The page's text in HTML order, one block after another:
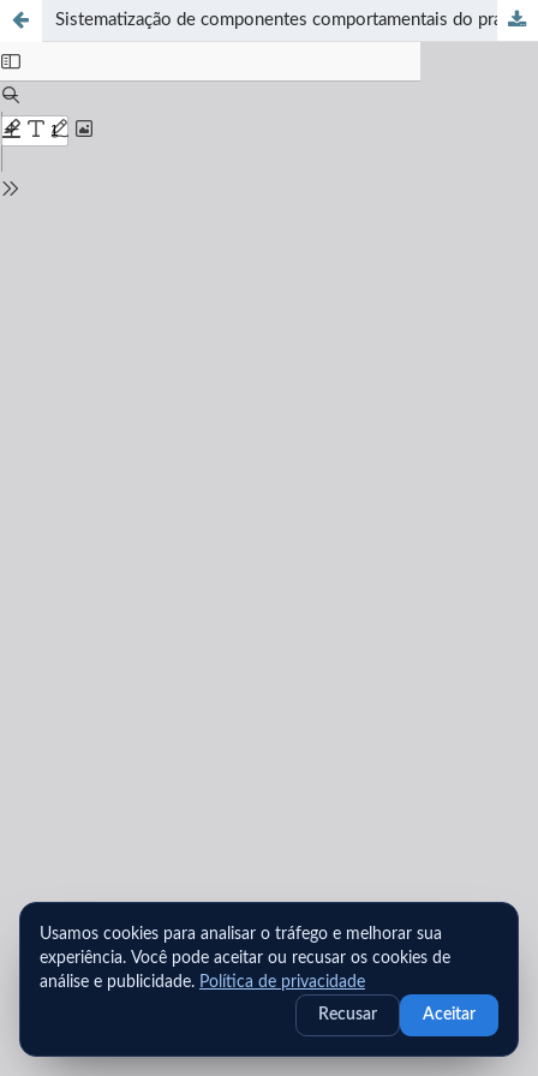
Sistematização de componentes comportamentais do praticar bullying: análise analítico-comportamental de dados de ciências sociais gerais
Usamos cookies para analisar o tráfego e melhorar sua
experiência. Você pode aceitar ou recusar os cookies de
análise e publicidade. Política de privacidade
Recusar
Aceitar